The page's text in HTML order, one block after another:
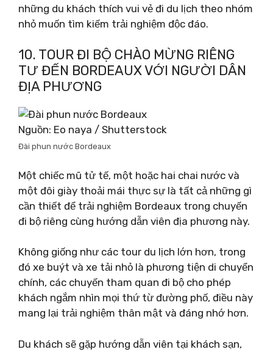
những du khách thích vui vẻ đi du lịch theo nhóm
nhỏ muốn tìm kiếm trải nghiệm độc đáo.
10. TOUR ĐI BỘ CHÀO MỪNG RIÊNG
TƯ ĐẾN BORDEAUX VỚI NGƯỜI DÂN
ĐỊA PHƯƠNG
Nguồn: Eo naya / Shutterstock
Đài phun nước Bordeaux
Một chiếc mũ tử tế, một hoặc hai chai nước và
một đôi giày thoải mái thực sự là tất cả những gì
cần thiết để trải nghiệm Bordeaux trong chuyến
đi bộ riêng cùng hướng dẫn viên địa phương này.
Không giống như các tour du lịch lớn hơn, trong
đó xe buýt và xe tải nhỏ là phương tiện di chuyển
chính, các chuyến tham quan đi bộ cho phép
khách ngắm nhìn mọi thứ từ đường phố, điều này
mang lại trải nghiệm thân mật và đáng nhớ hơn.
Du khách sẽ gặp hướng dẫn viên tại khách sạn,